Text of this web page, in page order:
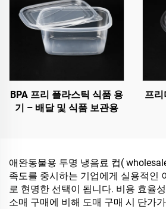
BPA 프리 플라스틱 식품 용
기 – 배달 및 식품 보관용
프리
애완동물용 투명 냉음료 컵(
족도를 중시하는 기업에게 실용적인
로 현명한 선택이 됩니다. 비용 효율
소매 구매에 비해 도매 구매 시 단가